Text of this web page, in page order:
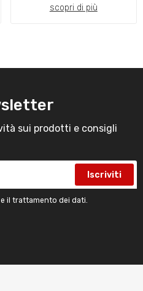
scopri di più
sui prodotti e consigli
Iscriviti
e il trattamento dei dati.